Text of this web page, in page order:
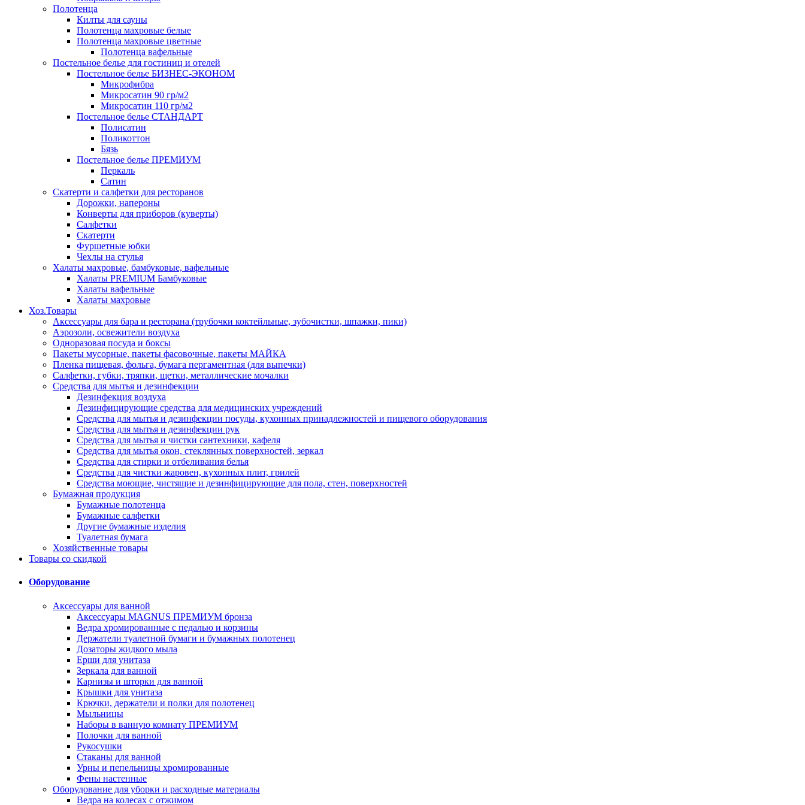
Полотенца
Килты для сауны
Полотенца махровые белые
Полотенца махровые цветные
Полотенца вафельные
Постельное белье для гостиниц и отелей
Постельное белье БИЗНЕС-ЭКОНОМ
Микрофибра
Микросатин 90 гр/м2
Микросатин 110 гр/м2
Постельное белье СТАНДАРТ
Полисатин
Поликоттон
Бязь
Постельное белье ПРЕМИУМ
Перкаль
Сатин
Скатерти и салфетки для ресторанов
Дорожки, напероны
Конверты для приборов (куверты)
Салфетки
Скатерти
Фуршетные юбки
Чехлы на стулья
Халаты махровые, бамбуковые, вафельные
Халаты PREMIUM Бамбуковые
Халаты вафельные
Халаты махровые
Хоз.Товары
Аксессуары для бара и ресторана (трубочки коктейльные, зубочистки, шпажки, пики)
Аэрозоли, освежители воздуха
Одноразовая посуда и боксы
Пакеты мусорные, пакеты фасовочные, пакеты МАЙКА
Пленка пищевая, фольга, бумага пергаментная (для выпечки)
Салфетки, губки, тряпки, щетки, металлические мочалки
Средства для мытья и дезинфекции
Дезинфекция воздуха
Дезинфицирующие средства для медицинских учреждений
Средства для мытья и дезинфекции посуды, кухонных принадлежностей и пищевого оборудования
Средства для мытья и дезинфекции рук
Средства для мытья и чистки сантехники, кафеля
Средства для мытья окон, стеклянных поверхностей, зеркал
Средства для стирки и отбеливания белья
Средства для чистки жаровен, кухонных плит, грилей
Средства моющие, чистящие и дезинфицирующие для пола, стен, поверхностей
Бумажная продукция
Бумажные полотенца
Бумажные салфетки
Другие бумажные изделия
Туалетная бумага
Хозяйственные товары
Товары со скидкой
Оборудование
Аксессуары для ванной
Аксессуары MAGNUS ПРЕМИУМ бронза
Ведра хромированные с педалью и корзины
Держатели туалетной бумаги и бумажных полотенец
Дозаторы жидкого мыла
Ерши для унитаза
Зеркала для ванной
Карнизы и шторки для ванной
Крышки для унитаза
Крючки, держатели и полки для полотенец
Мыльницы
Наборы в ванную комнату ПРЕМИУМ
Полочки для ванной
Рукосушки
Стаканы для ванной
Урны и пепельницы хромированные
Фены настенные
Оборудование для уборки и расходные материалы
Ведра на колесах с отжимом